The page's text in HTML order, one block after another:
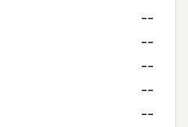
--
--
--
--
--